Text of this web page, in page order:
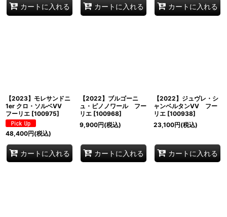
カートに入れる カートに入れる カートに入れる
【2023】モレサンドニ
1er クロ・ソルベVV
フーリエ [100975]
48,400円(税込)
カートに入れる
【2022】ブルゴーニ
ュ・ピノノワール フー
リエ [100968]
9,900円(税込)
カートに入れる
【2022】ジュヴレ・シ
ャンベルタンVV フー
リエ [100938]
23,100円(税込)
カートに入れる